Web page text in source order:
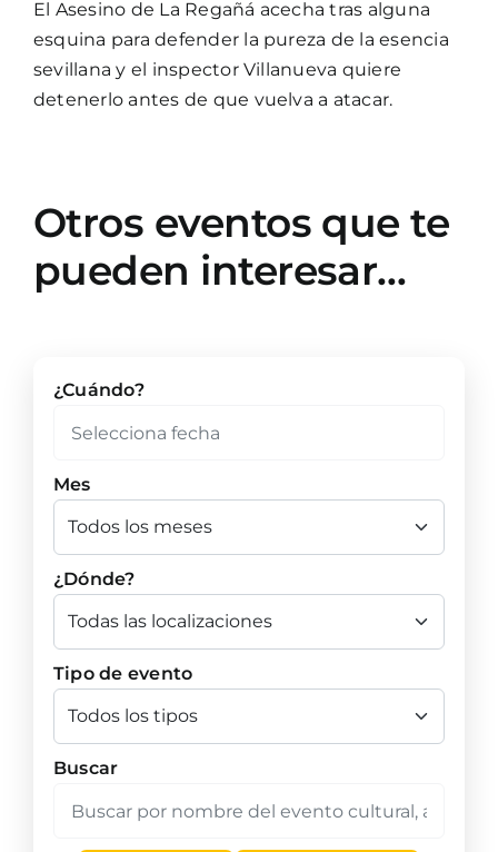
El Asesino de La Regañá acecha tras alguna
esquina para defender la pureza de la esencia
sevillana y el inspector Villanueva quiere
detenerlo antes de que vuelva a atacar.
Otros eventos que te
pueden interesar…
¿Cuándo?
Mes
¿Dónde?
Tipo de evento
Buscar